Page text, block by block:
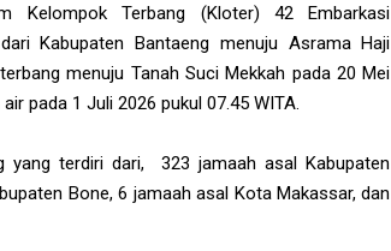
Kelompok Terbang (Kloter) 42 Embarkasi
Kabupaten Bantaeng menuju Asrama Haji
menuju Tanah Suci Mekkah pada 20 Mei
pada 1 Juli 2026 pukul 07.45 WITA.
yang terdiri dari, 323 jamaah asal Kabupaten
Bone, 6 jamaah asal Kota Makassar, dan